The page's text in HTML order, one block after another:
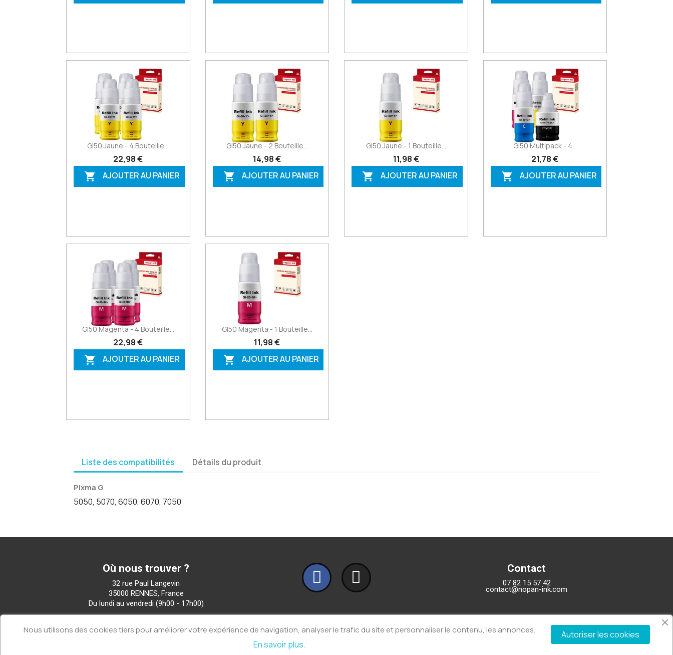
GI50 Jaune - 4 Bouteille...
22,98 €
 AJOUTER AU PANIER
GI50 Jaune - 2 Bouteille...
14,98 €
 AJOUTER AU PANIER
GI50 Jaune - 1 Bouteille...
11,98 €
 AJOUTER AU PANIER
GI50 Multipack - 4...
21,78 €
 AJOUTER AU PANIER
GI50 Magenta - 4 Bouteille...
22,98 €
 AJOUTER AU PANIER
GI50 Magenta - 1 Bouteille...
11,98 €
 AJOUTER AU PANIER
Liste des compatibilités Détails du produit
Pixma G
5050, 5070, 6050, 6070, 7050
Où nous trouver ?
32 rue Paul Langevin
35000 RENNES, France
Du lundi au vendredi (9h00 - 17h00)
Contact
07 82 15 57 42
contact@nopan-ink.com
Entreprise A propos
Protection des données
Modes de paiement
Nous utilisons des cookies tiers pour améliorer votre expérience de navigation, analyser le trafic du site et personnaliser le contenu, les annonces.
En savoir plus.
Autoriser les cookies